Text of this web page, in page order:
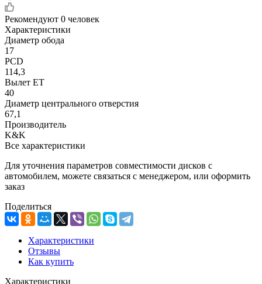
Рекомендуют 0 человек
Характеристики
Диаметр обода
17
PCD
114,3
Вылет ET
40
Диаметр центрального отверстия
67,1
Производитель
K&K
Все характеристики
Для уточнения параметров совместимости дисков с
автомобилем, можете связаться с менеджером, или оформить
заказ
Поделиться
Характеристики
Отзывы
Как купить
Характеристики